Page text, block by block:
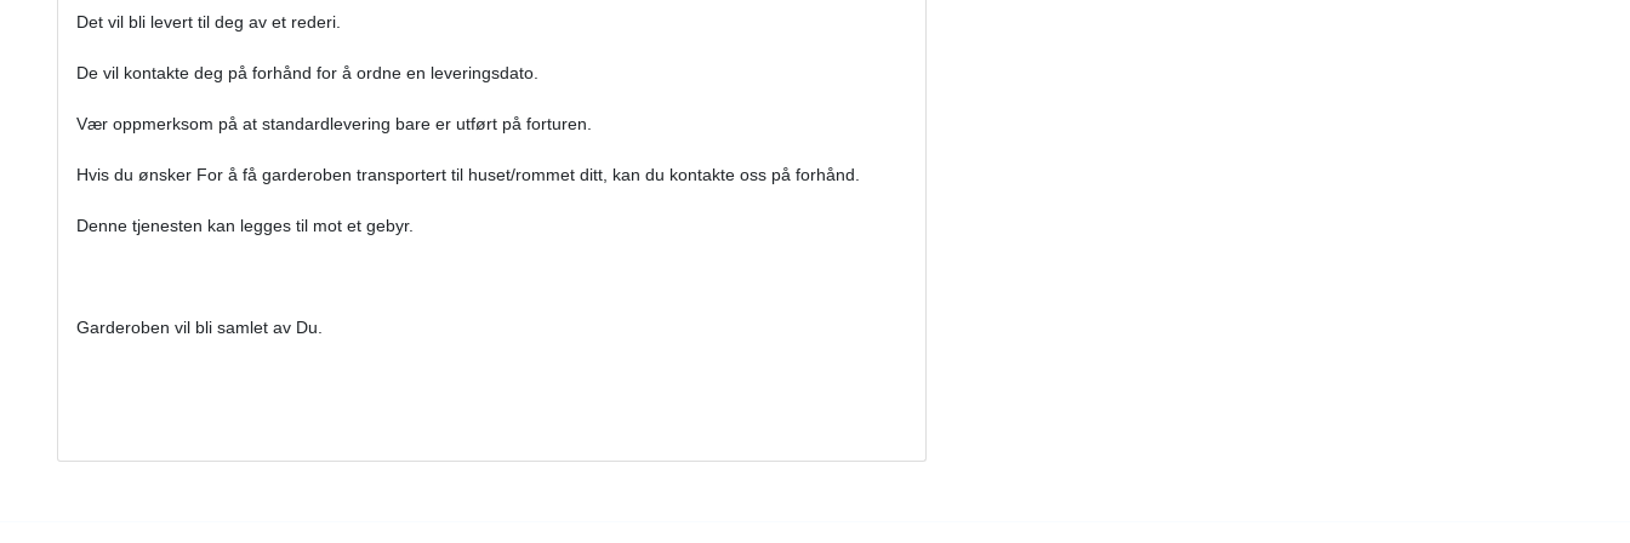
Det vil bli levert til deg av et rederi.
De vil kontakte deg på forhånd for å ordne en leveringsdato.
Vær oppmerksom på at standardlevering bare er utført på forturen.
Hvis du ønsker For å få garderoben transportert til huset/rommet ditt, kan du kontakte oss på forhånd.
Denne tjenesten kan legges til mot et gebyr.
Garderoben vil bli samlet av Du.